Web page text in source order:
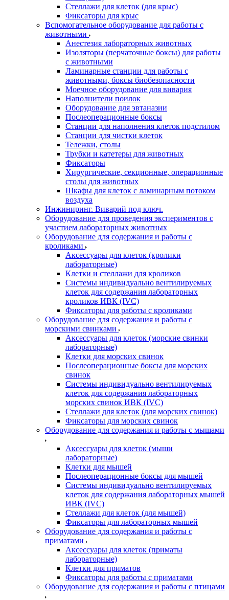
Стеллажи для клеток (для крыс)
Фиксаторы для крыс
Вспомогательное оборудование для работы с
животными
Анестезия лабораторных животных
Изоляторы (перчаточные боксы) для работы
с животными
Ламинарные станции для работы с
животными, боксы биобезопасности
Моечное оборудование для вивария
Наполнители поилок
Оборудование для эвтаназии
Послеоперационные боксы
Станции для наполнения клеток подстилом
Станции для чистки клеток
Тележки, столы
Трубки и катетеры для животных
Фиксаторы
Хирургические, секционные, операционные
столы для животных
Шкафы для клеток с ламинарным потоком
воздуха
Инжиниринг. Виварий под ключ.
Оборудование для проведения экспериментов с
участием лабораторных животных
Оборудование для содержания и работы с
кроликами
Аксессуары для клеток (кролики
лабораторные)
Клетки и стеллажи для кроликов
Системы индивидуально вентилируемых
клеток для содержания лабораторных
кроликов ИВК (IVC)
Фиксаторы для работы с кроликами
Оборудование для содержания и работы с
морскими свинками
Аксессуары для клеток (морские свинки
лабораторные)
Клетки для морских свинок
Послеоперационные боксы для морских
свинок
Системы индивидуально вентилируемых
клеток для содержания лабораторных
морских свинок ИВК (IVC)
Стеллажи для клеток (для морских свинок)
Фиксаторы для морских свинок
Оборудование для содержания и работы с мышами
Аксессуары для клеток (мыши
лабораторные)
Клетки для мышей
Послеоперационные боксы для мышей
Системы индивидуально вентилируемых
клеток для содержания лабораторных мышей
ИВК (IVC)
Стеллажи для клеток (для мышей)
Фиксаторы для лабораторных мышей
Оборудование для содержания и работы с
приматами
Аксессуары для клеток (приматы
лабораторные)
Клетки для приматов
Фиксаторы для работы с приматами
Оборудование для содержания и работы с птицами